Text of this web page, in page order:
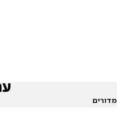
מדורים